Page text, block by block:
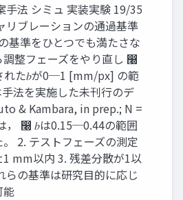
手法 シミュ 実装実験 19/35
リブレーションの通過基準
基準をひとつでも満たさな
調整フェーズをやり直し ෠
れた𝑏が0─1 [mm/px] の範
手法を実施した未刊行のデ
& Kambara, in prep.; N =
， ෠ 𝑏は0.15─0.44の範囲
2. テストフェーズの測定
mm以内 3. 残差分散が1以
の基準は研究目的に応じ
能